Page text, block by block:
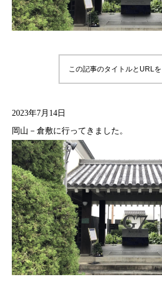
この記事のタイトルとURL
2023年7月14日
岡山－倉敷に行ってきました。